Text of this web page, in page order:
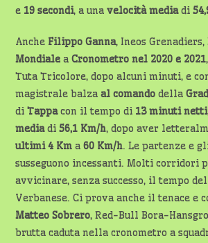
e 19 secondi, a unavelocità mediadi
Anche Filippo Ganna, Ineos Grenadiers,
Mondiale aCronometro nel 2020 e 2021
Tuta Tricolore, dopo alcuni minuti, e
magistrale balzaal comando della
di Tappacon il tempo di 13 minuti netti
mediadi56,1 Km/h, dopo aver
ultimi 4 Km a60 Km/h. Le partenze e
susseguono incessanti. Molti corridori
avvicinare, senza successo, il tempo
Verbanese. Ci prova anche il tenace e
Matteo Sobrero, Red-Bull Bora-
brutta caduta nella cronometro a